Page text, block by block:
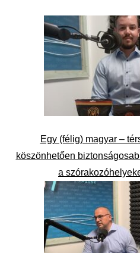
Egy (félig) magyar –
köszönhetően
a